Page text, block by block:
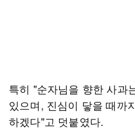
특히 "순자님을 향한 사과
있으며, 진심이 닿을 때까
하겠다"고 덧붙였다.